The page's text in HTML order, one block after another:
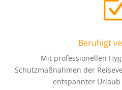
Beruhigt
Mit professionellen
Schutzmaßnahmen der
entspannter